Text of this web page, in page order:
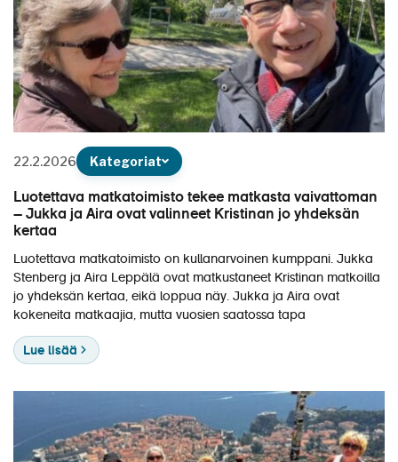
22.2.2026 Kategoriat
Luotettava matkatoimisto tekee matkasta vaivattoman
– Jukka ja Aira ovat valinneet Kristinan jo yhdeksän
kertaa
Luotettava matkatoimisto on kullanarvoinen kumppani. Jukka
Stenberg ja Aira Leppälä ovat matkustaneet Kristinan matkoilla
jo yhdeksän kertaa, eikä loppua näy. Jukka ja Aira ovat
kokeneita matkaajia, mutta vuosien saatossa tapa
Lue lisää